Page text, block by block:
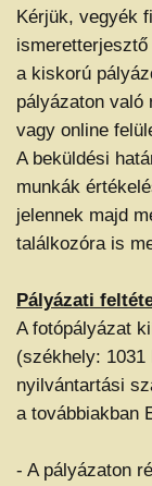
Kérjük, vegyék
a kiskorú
pályázaton való
vagy online
A beküldési
munkák
jelennek majd
találkozóra is
Pályázati
A fotópályázat
(székhely: 1031
nyilvántartási
a továbbiakban
- A pályázaton